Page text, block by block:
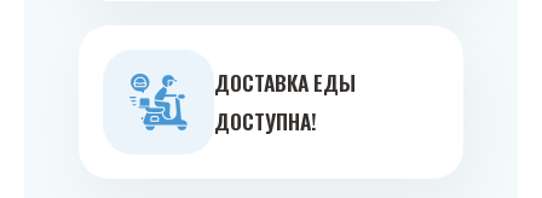
ДОСТАВКА ЕДЫ
ДОСТУПНА!